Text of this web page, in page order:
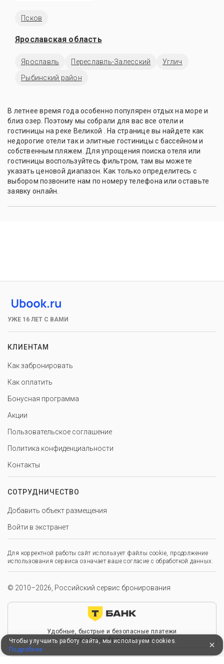
Псков
Ярославская область
Ярославль Переславль-Залесский
Углич
Рыбинский район
В летнее время года особенно популярен отдых на море и
близ озер. Поэтому мы собрали для вас все отели и
гостиницы на реке Великой . На странице вы найдете как
недорогие отели так и элитные гостиницы с бассейном и
собственным пляжем. Для упрощения поиска отеля или
гостиницы воспользуйтесь фильтром, там вы можете
указать ценовой диапазон. Как только определитесь с
выбором позвоните нам по номеру телефона или оставьте
заявку онлайн.
УЖЕ 16 ЛЕТ С ВАМИ
КЛИЕНТАМ
Как забронировать
Как оплатить
Бонусная программа
Акции
Пользовательское соглашение
Политика конфиденциальности
Контакты
СОТРУДНИЧЕСТВО
Добавить объект размещения
Войти в экстранет
Для корректной работы сайт использует файлы cookie, продолжение
использования сервиса означает ваше согласие с обработкой данных.
© 2010–2026, Российский сервис бронирования
Удобные, быстрые и безопасные платежи
при оплате бронирований
Чтобы улучшить работу сайта, мы используем cookies.
Подробнее